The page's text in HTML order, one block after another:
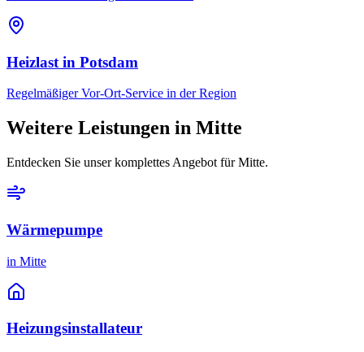
Heizlast in Potsdam
Regelmäßiger Vor-Ort-Service in der Region
Weitere Leistungen in Mitte
Entdecken Sie unser komplettes Angebot fürMitte.
Wärmepumpe
in Mitte
Heizungsinstallateur